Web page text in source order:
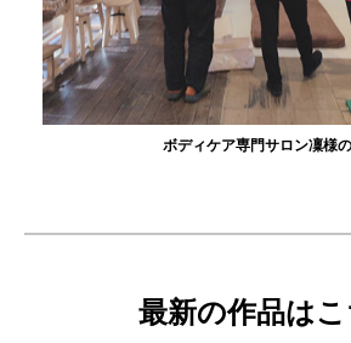
ボディケア専門サロン凜様
最新の作品は